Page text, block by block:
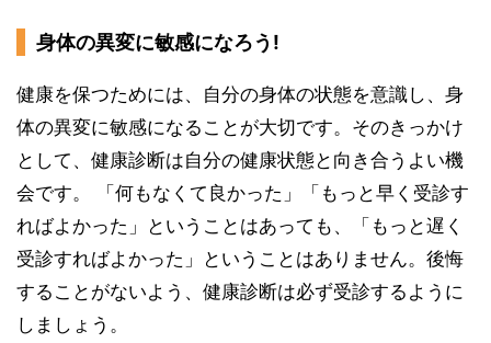
身体の異変に敏感になろう!
健康を保つためには、自分の身体の状態を意識し、身
体の異変に敏感になることが大切です。そのきっかけ
として、健康診断は自分の健康状態と向き合うよい機
会です。 「何もなくて良かった」「もっと早く受診す
ればよかった」ということはあっても、「もっと遅く
受診すればよかった」ということはありません。後悔
することがないよう、健康診断は必ず受診するように
しましょう。